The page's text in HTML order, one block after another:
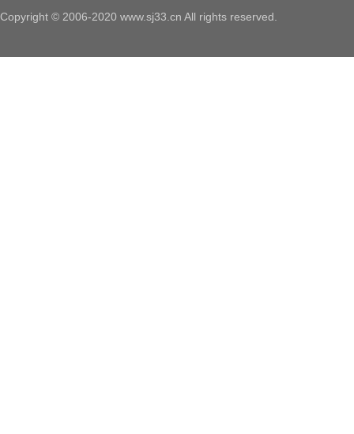
Copyright © 2006-2020 www.sj33.cn All rights reserved.